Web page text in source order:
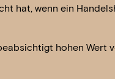
hat, wenn ein
hohen Wert